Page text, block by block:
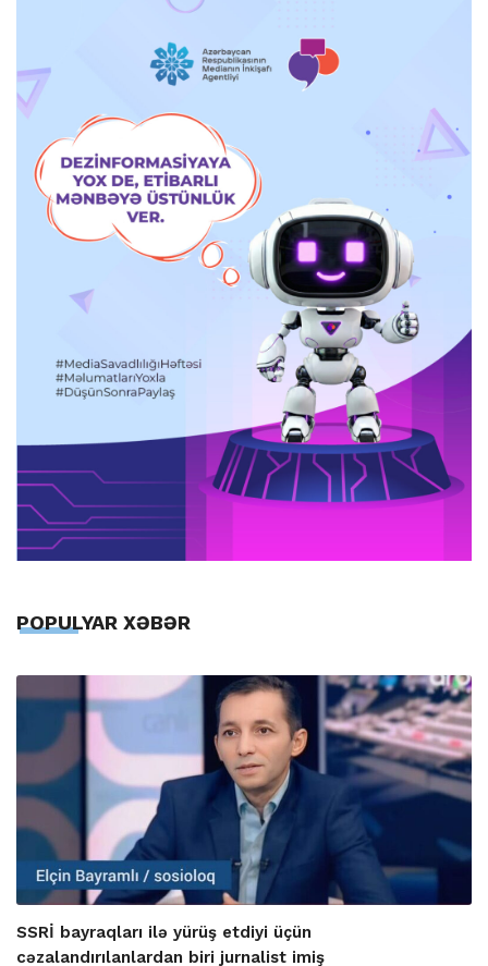
POPULYAR XƏBƏR
SSRİ bayraqları ilə yürüş etdiyi üçün
cəzalandırılanlardan biri jurnalist imiş